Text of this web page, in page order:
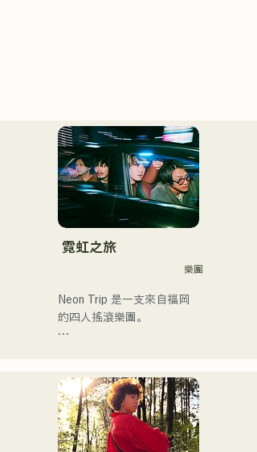
霓虹之旅
樂團
Neon Trip 是一支來自福岡
的四人搖滾樂團。
Trip」。
由主唱兼吉他手神谷雄馬傾
情演繹的懷舊歌曲，將流行